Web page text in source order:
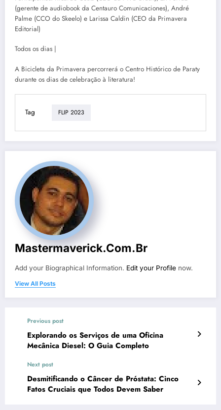
(gerente de audiobook da Centauro Comunicaciones), André
Palme (CCO do Skeelo) e Larissa Caldin (CEO da Primavera
Editorial)
Todos os dias |
A Bicicleta da Primavera percorrerá o Centro Histórico de Paraty
durante os dias de celebração à literatura!
Tag FLIP 2023
Mastermaverick.com.br
Add your Biographical Information. Edit your Profile now.
View All Posts
Previous post
Explorando os Serviços de uma Oficina
Mecânica Diesel: O Guia Completo
Next post
Desmitificando o Câncer de Próstata: Cinco
Fatos Cruciais que Todos Devem Saber